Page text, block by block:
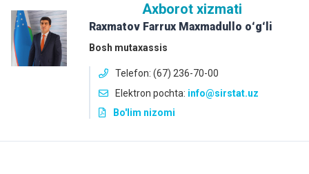
Axborot xizmati
Raxmatov Farrux Maxmadullo oʻgʻli
Bosh mutaxassis
Telefon: (67) 236-70-00
Elektron pochta: info@sirstat.uz
Bo'lim nizomi